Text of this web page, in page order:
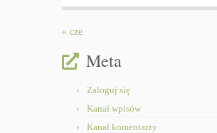
« cze
Meta
Zaloguj się
Kanał wpisów
Kanał komentarzy